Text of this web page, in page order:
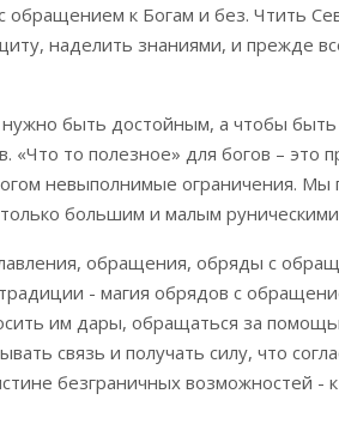
обращением к Богам и без. Чтить
наделить знаниями, и прежде
быть достойным, а чтобы
«Что то полезное» для богов – это
невыполнимые ограничения.
большим и малым
обращения, обряды с
- магия обрядов с
им дары, обращаться за
связь и получать силу, что
безграничных возможностей